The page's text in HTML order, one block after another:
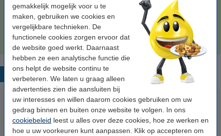
gemakkelijk mogelijk voor u te
maken, gebruiken we cookies en
vergelijkbare technieken. De
functionele cookies zorgen ervoor dat
de website goed werkt. Daarnaast
hebben ze een analytische functie die
ons helpt de website continu te
verbeteren. We laten u graag alleen
advertenties zien die aansluiten bij
uw interesses en willen daarom cookies gebruiken om uw
gedrag binnen en buiten onze website te volgen. In ons
cookiebeleid leest u alles over deze cookies, hoe ze werken en
hoe u uw voorkeuren kunt aanpassen. Klik op accepteren om
Tip
Wij adviseren u om deze cartridge i.p.v. de originele cartridge te
nemen.